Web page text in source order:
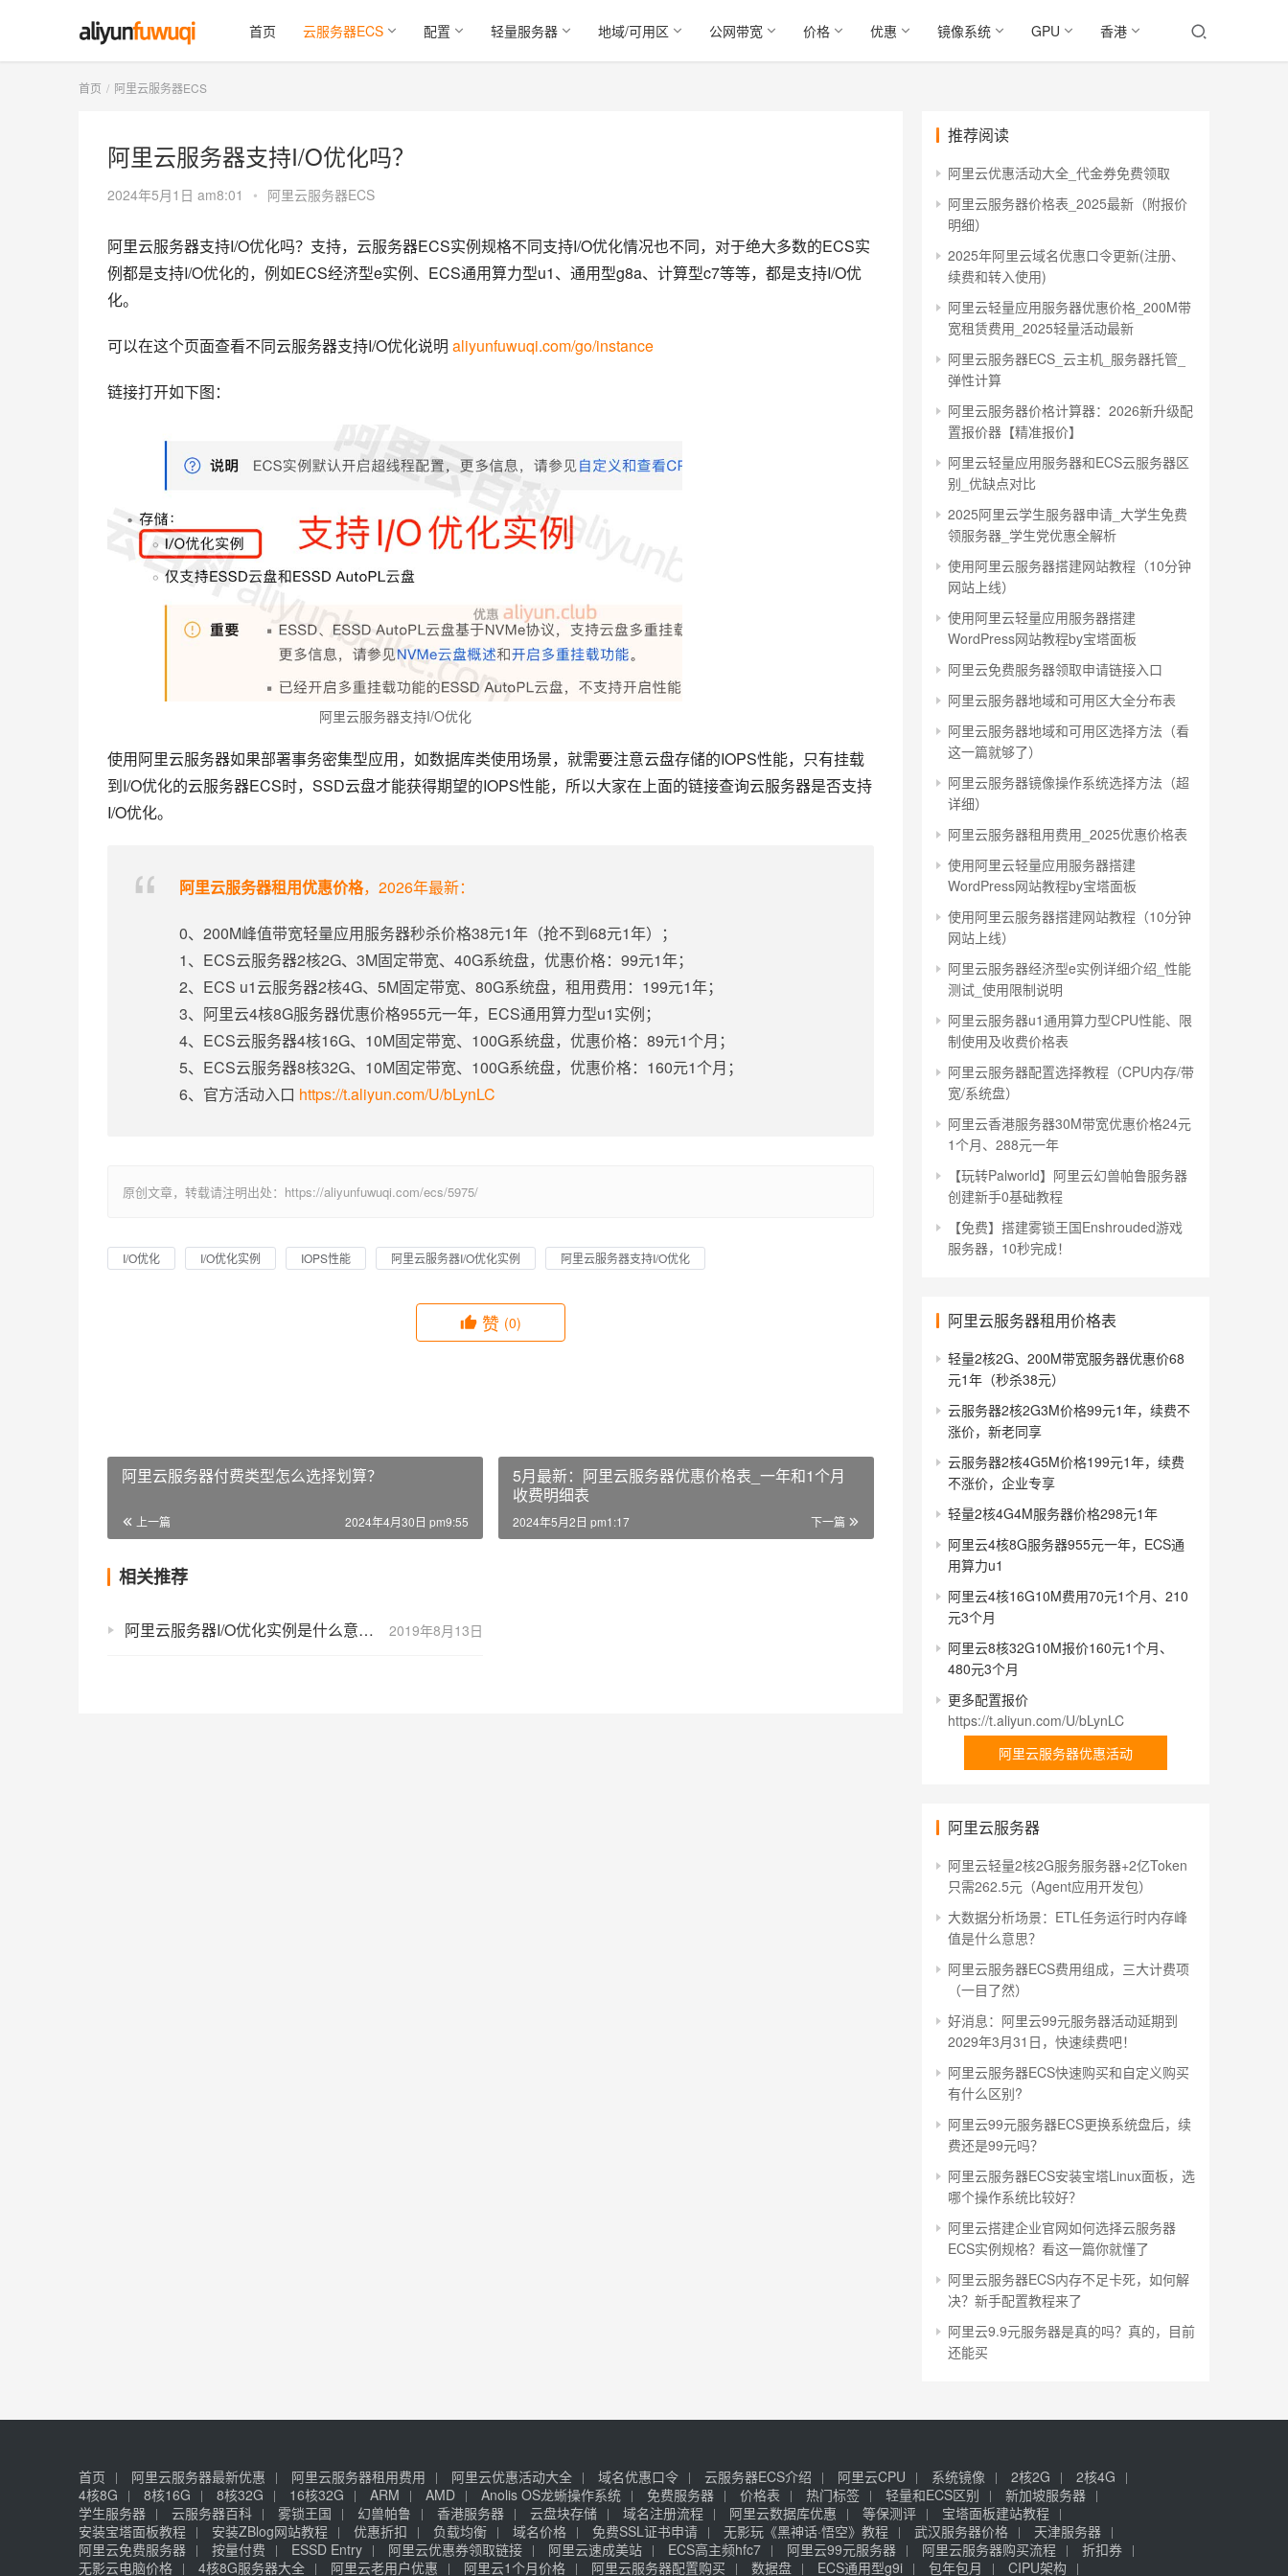
首页 云服务器ECS 配置 轻量服务器 地域/可用区 公网带宽 价格 优惠 镜像系统 GPU 香港
首页 阿里云服务器ECS
阿里云服务器支持I/O优化吗？
2024年5月1日 am8:01 • 阿里云服务器ECS
阿里云服务器支持I/O优化吗？支持，云服务器ECS实例规格不同支持I/O优化情况也不同，对于绝大多数的ECS实
例都是支持I/O优化的，例如ECS经济型e实例、ECS通用算力型u1、通用型g8a、计算型c7等等，都是支持I/O优
化。
可以在这个页面查看不同云服务器支持I/O优化说明 aliyunfuwuqi.com/go/instance
链接打开如下图：
阿里云服务器支持I/O优化
使用阿里云服务器如果部署事务密集型应用，如数据库类使用场景，就需要注意云盘存储的IOPS性能，只有挂载
到I/O优化的云服务器ECS时，SSD云盘才能获得期望的IOPS性能，所以大家在上面的链接查询云服务器是否支持
I/O优化。
阿里云服务器租用优惠价格，2026年最新：
0、200M峰值带宽轻量应用服务器秒杀价格38元1年（抢不到68元1年）；
1、ECS云服务器2核2G、3M固定带宽、40G系统盘，优惠价格：99元1年；
2、ECS u1云服务器2核4G、5M固定带宽、80G系统盘，租用费用：199元1年；
3、阿里云4核8G服务器优惠价格955元一年，ECS通用算力型u1实例；
4、ECS云服务器4核16G、10M固定带宽、100G系统盘，优惠价格：89元1个月；
5、ECS云服务器8核32G、10M固定带宽、100G系统盘，优惠价格：160元1个月；
6、官方活动入口 https://t.aliyun.com/U/bLynLC
原创文章，转载请注明出处：https://aliyunfuwuqi.com/ecs/5975/
I/O优化 I/O优化实例 IOPS性能 阿里云服务器I/O优化实例 阿里云服务器支持I/O优化
赞 (0)
阿里云服务器付费类型怎么选择划算？
上一篇 2024年4月30日 pm9:55
5月最新：阿里云服务器优惠价格表_一年和1个月
收费明细表
下一篇
2024年5月2日 pm1:17
相关推荐
2019年8月13日
阿里云服务器I/O优化实例是什么意思？
推荐阅读
阿里云优惠活动大全_代金券免费领取
阿里云服务器价格表_2025最新（附报价
明细）
2025年阿里云域名优惠口令更新(注册、
续费和转入使用)
阿里云轻量应用服务器优惠价格_200M带
宽租赁费用_2025轻量活动最新
阿里云服务器ECS_云主机_服务器托管_
弹性计算
阿里云服务器价格计算器：2026新升级配
置报价器【精准报价】
阿里云轻量应用服务器和ECS云服务器区
别_优缺点对比
2025阿里云学生服务器申请_大学生免费
领服务器_学生党优惠全解析
使用阿里云服务器搭建网站教程（10分钟
网站上线）
使用阿里云轻量应用服务器搭建
WordPress网站教程by宝塔面板
阿里云免费服务器领取申请链接入口
阿里云服务器地域和可用区大全分布表
阿里云服务器地域和可用区选择方法（看
这一篇就够了）
阿里云服务器镜像操作系统选择方法（超
详细）
阿里云服务器租用费用_2025优惠价格表
使用阿里云轻量应用服务器搭建
WordPress网站教程by宝塔面板
使用阿里云服务器搭建网站教程（10分钟
网站上线）
阿里云服务器经济型e实例详细介绍_性能
测试_使用限制说明
阿里云服务器u1通用算力型CPU性能、限
制使用及收费价格表
阿里云服务器配置选择教程（CPU内存/带
宽/系统盘）
阿里云香港服务器30M带宽优惠价格24元
1个月、288元一年
【玩转Palworld】阿里云幻兽帕鲁服务器
创建新手0基础教程
【免费】搭建雾锁王国Enshrouded游戏
服务器，10秒完成！
阿里云服务器租用价格表
轻量2核2G、200M带宽服务器优惠价68
元1年（秒杀38元）
云服务器2核2G3M价格99元1年，续费不
涨价，新老同享
云服务器2核4G5M价格199元1年，续费
不涨价，企业专享
轻量2核4G4M服务器价格298元1年
阿里云4核8G服务器955元一年，ECS通
用算力u1
阿里云4核16G10M费用70元1个月、210
元3个月
阿里云8核32G10M报价160元1个月、
480元3个月
更多配置报价
https://t.aliyun.com/U/bLynLC
阿里云服务器优惠活动
阿里云服务器
阿里云轻量2核2G服务服务器+2亿Token
只需262.5元（Agent应用开发包）
大数据分析场景：ETL任务运行时内存峰
值是什么意思？
阿里云服务器ECS费用组成，三大计费项
（一目了然）
好消息：阿里云99元服务器活动延期到
2029年3月31日，快速续费吧！
阿里云服务器ECS快速购买和自定义购买
有什么区别?
阿里云99元服务器ECS更换系统盘后，续
费还是99元吗？
阿里云服务器ECS安装宝塔Linux面板，选
哪个操作系统比较好？
阿里云搭建企业官网如何选择云服务器
ECS实例规格？看这一篇你就懂了
阿里云服务器ECS内存不足卡死，如何解
决？新手配置教程来了
阿里云9.9元服务器是真的吗？真的，目前
还能买
首页 阿里云服务器最新优惠 阿里云服务器租用费用 阿里云优惠活动大全 域名优惠口令 云服务器ECS介绍 阿里云CPU 系统镜像 2核2G
2核4G
4核8G
8核16G 8核32G 16核32G ARM AMD Anolis OS龙蜥操作系统 免费服务器 价格表 热门标签 轻量和ECS区别
新加坡服务器
学生服务器
云服务器百科 雾锁王国 幻兽帕鲁 香港服务器 云盘块存储 域名注册流程 阿里云数据库优惠 等保测评
宝塔面板建站教程
安装宝塔面板教程
安装ZBlog网站教程 优惠折扣 负载均衡 域名价格 免费SSL证书申请 无影玩《黑神话·悟空》教程 武汉服务器价格
天津服务器
阿里云免费服务器
按量付费 ESSD Entry 阿里云优惠券领取链接 阿里云速成美站 ECS高主频hfc7 阿里云99元服务器 阿里云服务器购买流程
折扣券
无影云电脑价格
4核8G服务器大全 阿里云老用户优惠 阿里云1个月价格 阿里云服务器配置购买 数据盘 ECS通用型g9i 包年包月 CIPU架构